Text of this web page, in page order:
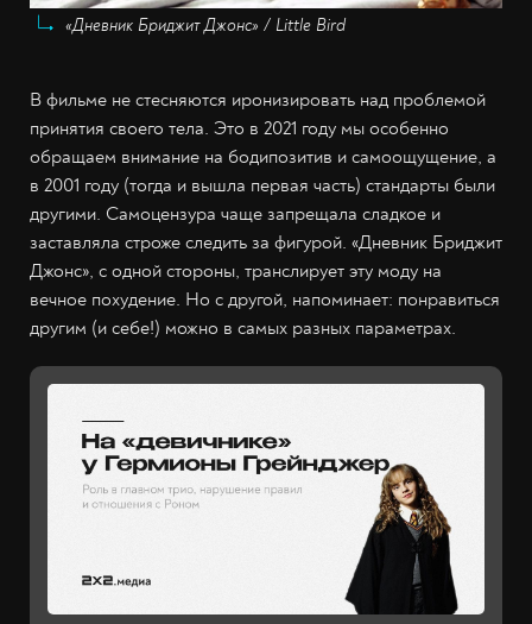
«Дневник Бриджит Джонс» / Little Bird
В фильме не стесняются иронизировать над проблемой
принятия своего тела. Это в 2021 году мы особенно
обращаем внимание на бодипозитив и самоощущение, а
в 2001 году (тогда и вышла первая часть) стандарты были
другими. Самоцензура чаще запрещала сладкое и
заставляла строже следить за фигурой. «Дневник Бриджит
Джонс», с одной стороны, транслирует эту моду на
вечное похудение. Но с другой, напоминает: понравиться
другим (и себе!) можно в самых разных параметрах.